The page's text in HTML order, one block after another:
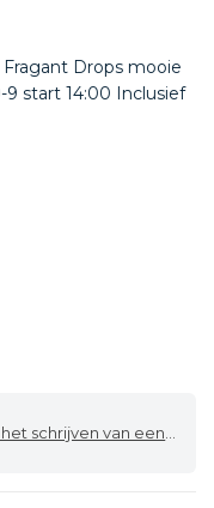
Drops mooie
start 14:00 Inclusief
van een review